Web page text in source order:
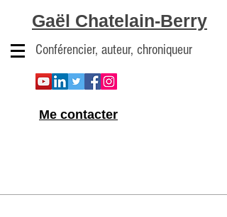
Gaël Chatelain-Berry
Conférencier, auteur, chroniqueur
Me contacter